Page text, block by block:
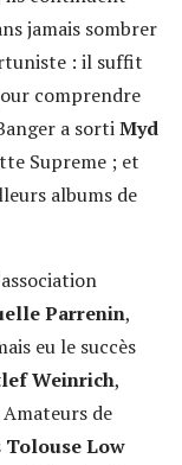
jamais sombrer
: il suffit
comprendre
a sortiMyd
Supreme ; et
albums de
Parrenin,
eu le succès
Weinrich,
de
Tolouse Low